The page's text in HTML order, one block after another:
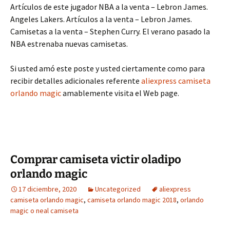
Artículos de este jugador NBA a la venta – Lebron James.
Angeles Lakers. Artículos a la venta – Lebron James.
Camisetas a la venta – Stephen Curry. El verano pasado la
NBA estrenaba nuevas camisetas.
Si usted amó este poste y usted ciertamente como para
recibir detalles adicionales referente aliexpress camiseta
orlando magicamablemente visita el Web page.
Comprar camiseta victir oladipo
orlando magic
17 diciembre, 2020 Uncategorized
aliexpress
camiseta orlando magic, camiseta orlando magic 2018, orlando
magic o neal camiseta